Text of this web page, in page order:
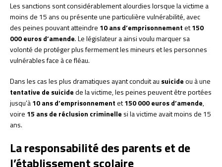
Les sanctions sont considérablement alourdies lorsque la victime a
moins de 15 ans ou présente une particulière vulnérabilité, avec
des peines pouvant atteindre 10 ans d’emprisonnementet150
000 euros d’amende. Le législateur a ainsi voulu marquer sa
volonté de protéger plus fermement les mineurs et les personnes
vulnérables face à ce fléau.
Dans les cas les plus dramatiques ayant conduit au suicideou à une
tentative de suicidede la victime, les peines peuvent être portées
jusqu’à10 ans d’emprisonnementet150 000 euros d’amende,
voire 15 ans de réclusion criminelle si la victime avait moins de 15
ans.
La responsabilité des parents et de
l’établissement scolaire